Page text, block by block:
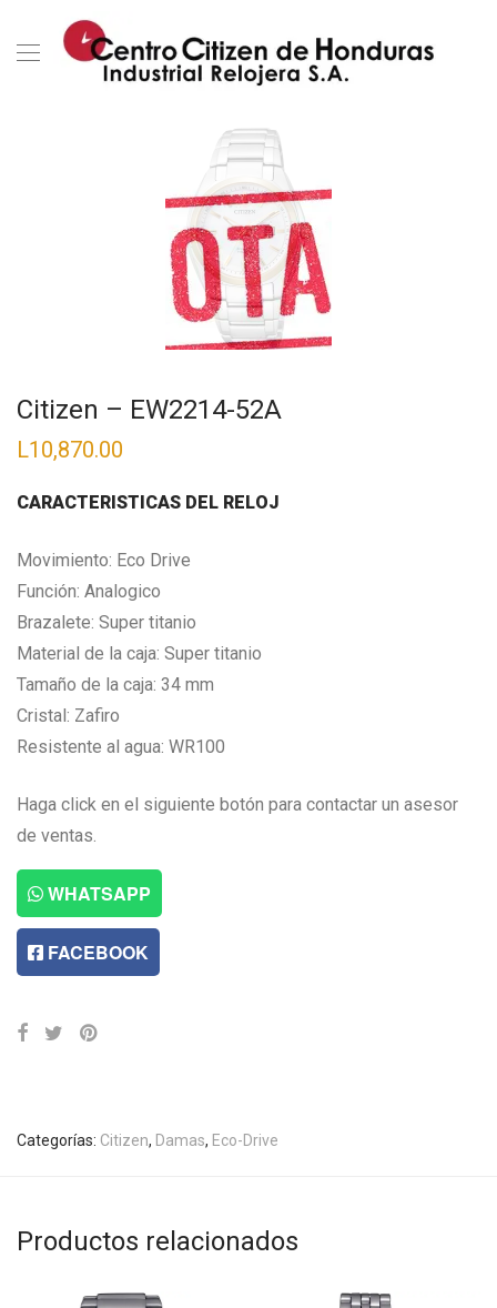
Citizen – EW2214-52A
L10,870.00
CARACTERISTICAS DEL RELOJ
Movimiento: Eco Drive
Función: Analogico
Brazalete: Super titanio
Material de la caja: Super titanio
Tamaño de la caja: 34 mm
Cristal: Zafiro
Resistente al agua: WR100
Haga click en el siguiente botón para contactar un asesor
de ventas.
WHATSAPP
FACEBOOK
Categorías: Citizen, Damas, Eco-Drive
Productos relacionados